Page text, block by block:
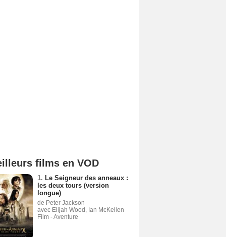
films en VOD
1. Le Seigneur des anneaux :
les deux tours (version
longue)
de Peter Jackson
avec Elijah Wood, Ian McKellen
Film - Aventure